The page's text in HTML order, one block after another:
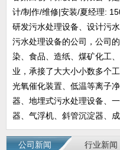
计/制作/维修|安装/夏经理:
研发污水处理设备、设计污
污水处理设备的公司，公司
染、食品、造纸、煤矿化工
业，承接了大大小小数多个
光氧催化装置、低温等离子
器、地埋式污水处理设备、
器、气浮机、斜管沉淀器、
公司新闻 行业新闻